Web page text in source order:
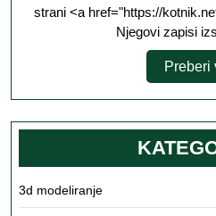
strani <a href="https://
Njegovi zapisi
Preberi
3d modeliranje